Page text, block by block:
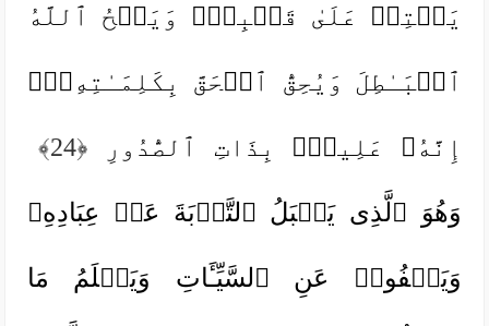
یَخۡتِمۡ عَلَىٰ قَلۡبِكَۗ وَیَمۡحُ ٱللَّهُ
ٱلۡبَـٰطِلَ وَیُحِقُّ ٱلۡحَقَّ بِكَلِمَـٰتِهِۦۤۚ
إِنَّهُۥ عَلِیمُۢ بِذَاتِ ٱلصُّدُورِ ﴿24﴾
وَهُوَ ٱلَّذِی یَقۡبَلُ ٱلتَّوۡبَةَ عَنۡ عِبَادِهِۦ
وَیَعۡفُوا۟ عَنِ ٱلسَّیِّـَٔاتِ وَیَعۡلَمُ مَا